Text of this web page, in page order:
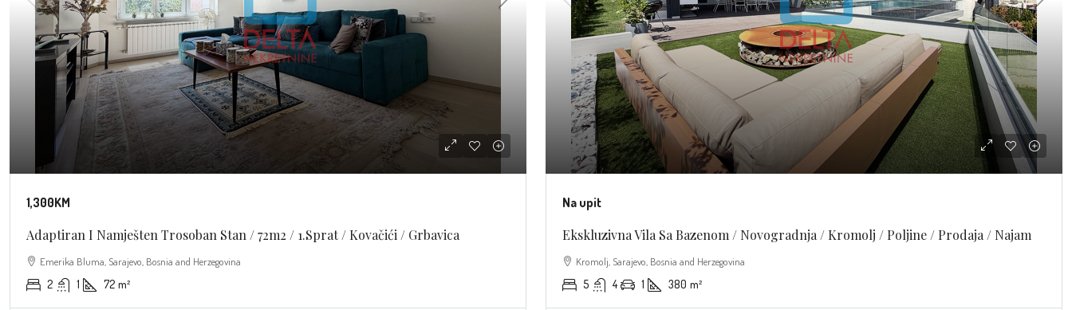
1,300KM
Adaptiran I Namješten Trosoban Stan / 72m2 / 1.sprat / Kovačići / Grbavica
Emerika Bluma, Sarajevo, Bosnia and Herzegovina
2 1 72 m²
Na upit
Ekskluzivna Vila Sa Bazenom / Novogradnja / Kromolj / Poljine / Prodaja / Najam
Kromolj, Sarajevo, Bosnia and Herzegovina
5 4 1 380 m²